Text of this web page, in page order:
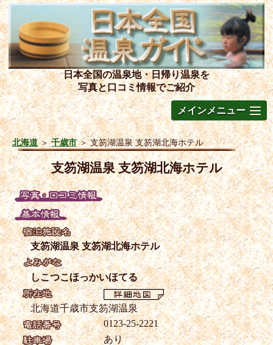
日本全国の温泉地・日帰り温泉を
写真と口コミ情報でご紹介
メインメニュー
北海道＞千歳市＞支笏湖温泉 支笏湖北海ホテル
支笏湖温泉 支笏湖北海ホテル
支笏湖温泉 支笏湖北海ホテル
しこつこほっかいほてる
北海道千歳市支笏湖温泉
0123-25-2221
あり